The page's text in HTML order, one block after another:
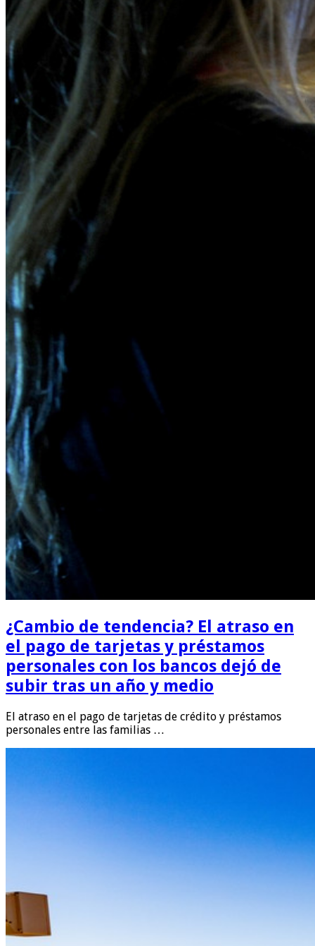
¿Cambio de tendencia? El atraso en
el pago de tarjetas y préstamos
personales con los bancos dejó de
subir tras un año y medio
El atraso en el pago de tarjetas de crédito y préstamos
personales entre las familias …